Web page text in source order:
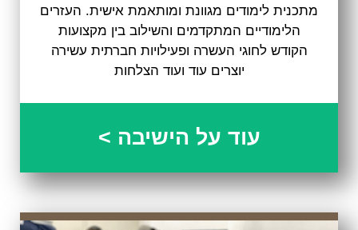
מתכנית לימודים מגוונת ומותאמת אישית. העזרים
הלימודיים המתקדמים והשילוב בין מקצועות
הקודש לחוגי העשרה ופעילויות חברתית עשירה
יוצרים עוד ועוד הצלחות
עוד על הישיבה >